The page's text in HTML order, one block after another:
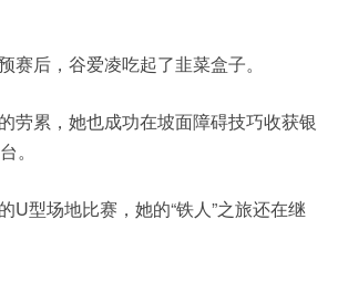
赛后，谷爱凌吃起了韭菜盒子。
劳累，她也成功在坡面障碍技巧收获银
。
U型场地比赛，她的“铁人”之旅还在继